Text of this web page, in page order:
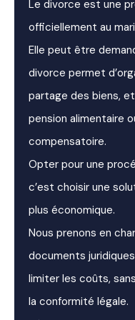
Le divorce est une
officiellement au
Elle peut être
divorce permet
partage des biens,
pension alimentaire
compensatoire.
Opter pour une
c’est choisir une
plus économique.
Nous prenons en
documents
limiter les coûts,
la conformité légale.